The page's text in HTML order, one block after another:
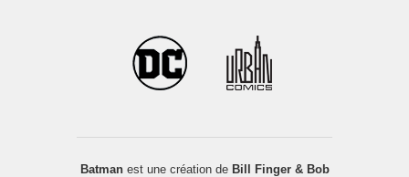
Batmanest une création de Bill Finger & Bob